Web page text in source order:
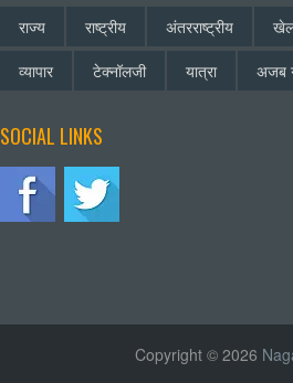
राज्य राष्ट्रीय अंतरराष्ट्रीय
व्यापार
टेक्नॉलजी यात्रा अजब
SOCIAL LINKS
Copyright © 2026